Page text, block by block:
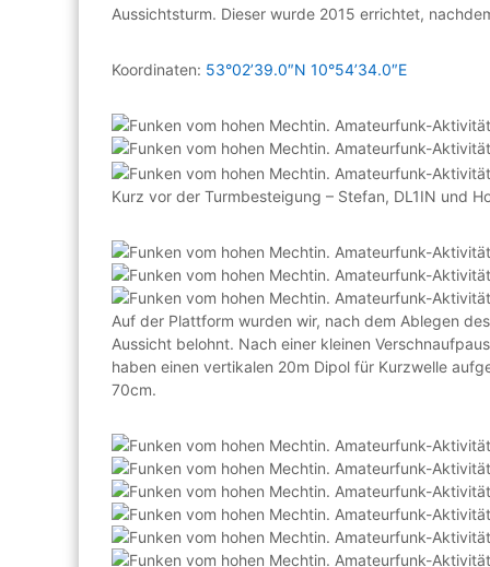
t
u
d
u
m
A
m
t
e
u
r
f
u
n
u
n
d
T
e
c
Aussichtsturm. Dieser wurde 2015 errichtet,
Koordinaten: 53°02’39.0″N 10°54’34.0″E
Kurz vor der Turmbesteigung – Stefan, DL1IN und
Auf der Plattform wurden wir, nach dem Ablegen
Aussicht belohnt. Nach einer kleinen
haben einen vertikalen 20m Dipol für Kurzwelle
70cm.